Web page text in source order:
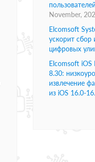
November,
Elcomsoft
ускорит сбор
цифровых
Elcomsoft iOS
8.30:
извлечение
из iOS 16.0-